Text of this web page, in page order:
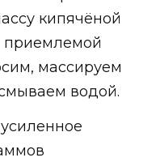
кипячёной
приемлемой
массируем
водой.